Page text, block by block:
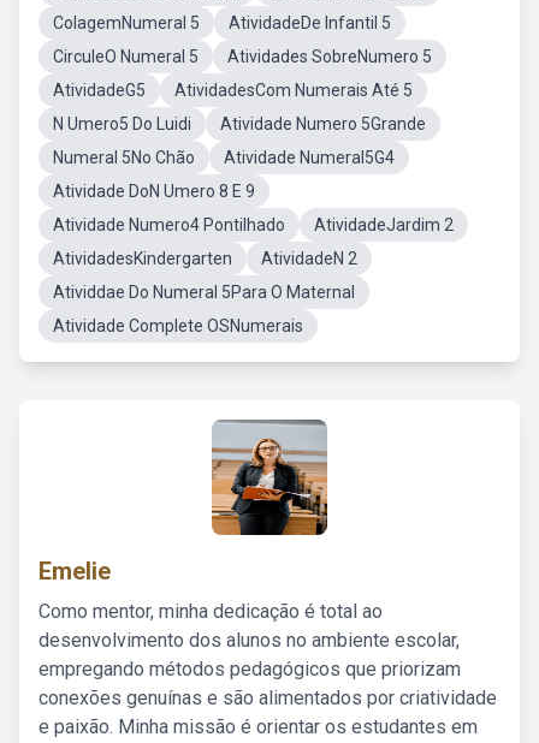
ColagemNumeral 5
AtividadeDe Infantil 5
CirculeO Numeral 5
Atividades SobreNumero 5
AtividadeG5
AtividadesCom Numerais Até 5
N Umero5 Do Luidi
Atividade Numero 5Grande
Numeral 5No Chão
Atividade Numeral5G4
Atividade DoN Umero 8 E 9
Atividade Numero4 Pontilhado
AtividadeJardim 2
AtividadesKindergarten
AtividadeN 2
Atividdae Do Numeral 5Para O Maternal
Atividade Complete OSNumerais
Emelie
Como mentor, minha dedicação é total ao
desenvolvimento dos alunos no ambiente escolar,
empregando métodos pedagógicos que priorizam
conexões genuínas e são alimentados por criatividade
e paixão. Minha missão é orientar os estudantes em